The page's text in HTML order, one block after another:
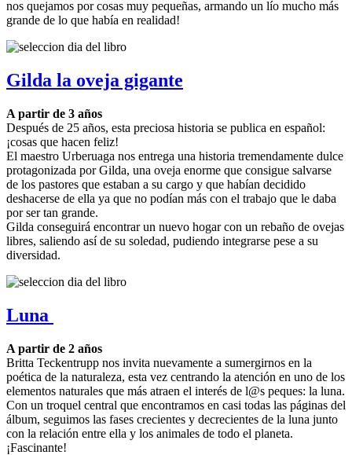
nos quejamos por cosas muy pequeñas, armando un lío mucho más
grande de lo que había en realidad!
Gilda la oveja gigante
A partir de 3 años
Después de 25 años, esta preciosa historia se publica en español:
¡cosas que hacen feliz!
El maestro Urberuaga nos entrega una historia tremendamente dulce
protagonizada por Gilda, una oveja enorme que consigue salvarse
de los pastores que estaban a su cargo y que habían decidido
deshacerse de ella ya que no podían más con el trabajo que le daba
por ser tan grande.
Gilda conseguirá encontrar un nuevo hogar con un rebaño de ovejas
libres, saliendo así de su soledad, pudiendo integrarse pese a su
diversidad.
Luna
A partir de 2 años
Britta Teckentrupp nos invita nuevamente a sumergirnos en la
poética de la naturaleza, esta vez centrando la atención en uno de los
elementos naturales que más atraen el interés de l@s peques: la luna.
Con un troquel central que encontramos en casi todas las páginas del
álbum, seguimos las fases crecientes y decrecientes de la luna junto
con la relación entre ella y los animales de todo el planeta.
¡Fascinante!